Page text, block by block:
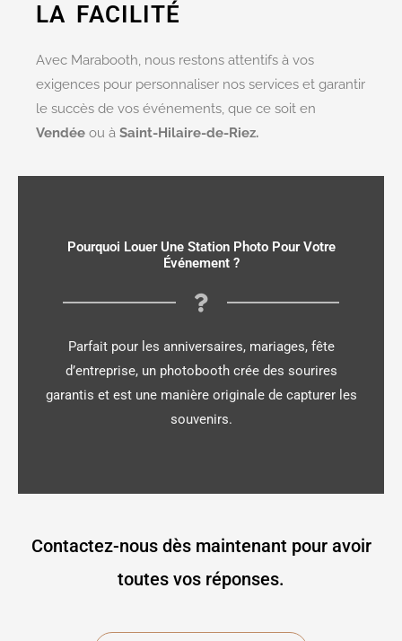
LA FACILITÉ
Avec Marabooth, nous restons attentifs à vos
exigences pour personnaliser nos services et garantir
le succès de vos événements, que ce soit en
Vendée ou à Saint-Hilaire-de-Riez.
Pourquoi Louer Une Station Photo Pour Votre
Événement ?
Parfait pour les anniversaires, mariages, fête
d’entreprise, un photobooth crée des sourires
garantis et est une manière originale de capturer les
souvenirs.
Contactez-nous dès maintenant pour avoir
toutes vos réponses.